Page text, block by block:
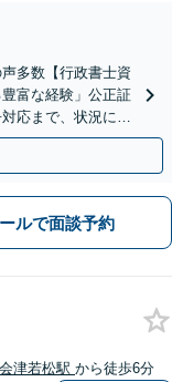
多数【行政書士資
富な経験」公正証
応まで、状況に応
ルで面談予約
会津若松駅 から徒歩6分